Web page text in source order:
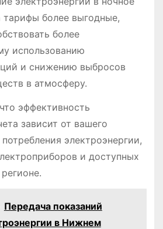
тарифы более выгодные,
более
использованию
и снижению выбросов
в атмосферу.
эффективность
зависит от вашего
электроэнергии,
и доступных
Передача показаний
в Нижнем